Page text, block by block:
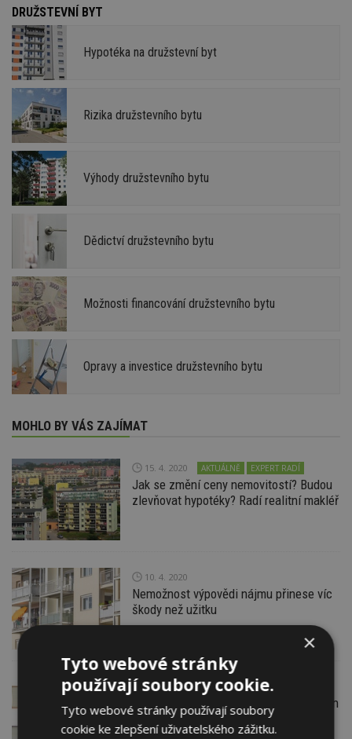
DRUŽSTEVNÍ BYT
Hypotéka na družstevní byt
Rizika družstevního bytu
Výhody družstevního bytu
Dědictví družstevního bytu
Možnosti financování družstevního bytu
Opravy a investice družstevního bytu
MOHLO BY VÁS ZAJÍMAT
15. 4. 2020 AKTUÁLNĚ EXPERT RADÍ
Jak se změní ceny nemovitostí? Budou
zlevňovat hypotéky? Radí realitní makléř
10. 4. 2020
Nemožnost výpovědi nájmu přinese víc
škody než užitku
10. 4. 2020 AKTUÁLNĚ
Právník: Zákon o odkladu nájemného jen
přesune problém z nájemců na
pronajímatele
×
Tyto webové stránky
používají soubory cookie.
Tyto webové stránky používají soubory
cookie ke zlepšení uživatelského zážitku.